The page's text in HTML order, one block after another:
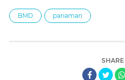
BMD pariaman
SHARE